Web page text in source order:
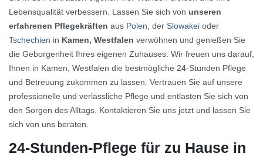
Lebensqualität verbessern. Lassen Sie sich von unseren
erfahrenen Pflegekräften aus Polen, der Slowakei oder
Tschechien in Kamen, Westfalen verwöhnen und genießen Sie
die Geborgenheit Ihres eigenen Zuhauses. Wir freuen uns darauf,
Ihnen in Kamen, Westfalen die bestmögliche 24-Stunden Pflege
und Betreuung zukommen zu lassen. Vertrauen Sie auf unsere
professionelle und verlässliche Pflege und entlasten Sie sich von
den Sorgen des Alltags. Kontaktieren Sie uns jetzt und lassen Sie
sich von uns beraten.
24-Stunden-Pflege für zu Hause in